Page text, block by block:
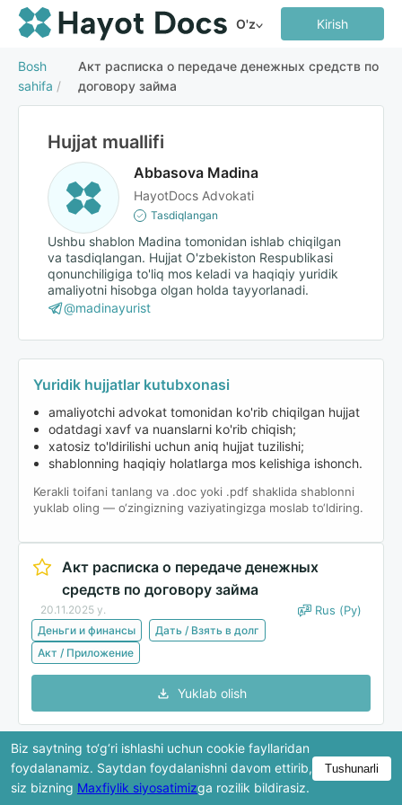
O'z Kirish
Bosh
sahifa /
Акт расписка о передаче денежных средств по
договору займа
Hujjat muallifi
Abbasova Madina
HayotDocs Advokati
Tasdiqlangan
Ushbu shablon Madina tomonidan ishlab chiqilgan
va tasdiqlangan. Hujjat O'zbekiston Respublikasi
qonunchiligiga to'liq mos keladi va haqiqiy yuridik
amaliyotni hisobga olgan holda tayyorlanadi.
@madinayurist
Yuridik hujjatlar kutubxonasi
amaliyotchi advokat tomonidan ko'rib chiqilgan hujjat
odatdagi xavf va nuanslarni ko'rib chiqish;
xatosiz to'ldirilishi uchun aniq hujjat tuzilishi;
shablonning haqiqiy holatlarga mos kelishiga ishonch.
Kerakli toifani tanlang va .doc yoki .pdf shaklida shablonni
yuklab oling — o‘zingizning vaziyatingizga moslab to‘ldiring.
Акт расписка о передаче денежных
средств по договору займа
20.11.2025 y. Rus (Ру)
Деньги и финансы
Дать / Взять в долг
Акт / Приложение
Yuklab olish
Ko'rib chiqishda hujjatning faqat bir qismi ko'rsatiladi.
To'liq versiya yuklab olingandan keyin mavjud bo'ladi.
Biz saytning to‘g‘ri ishlashi uchun cookie fayllaridan
foydalanamiz. Saytdan foydalanishni davom ettirib,
siz bizning Maxfiylik siyosatimizga rozilik bildirasiz.
Tushunarli